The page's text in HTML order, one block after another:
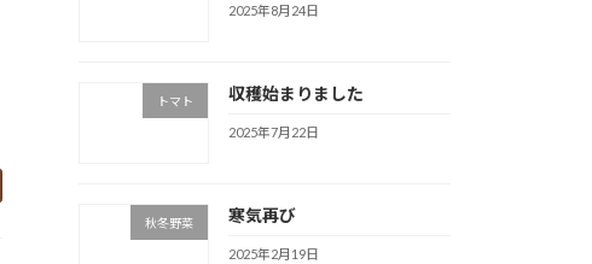
2025年8月24日
トマト 収穫始まりました
2025年7月22日
秋冬野菜 寒気再び
2025年2月19日